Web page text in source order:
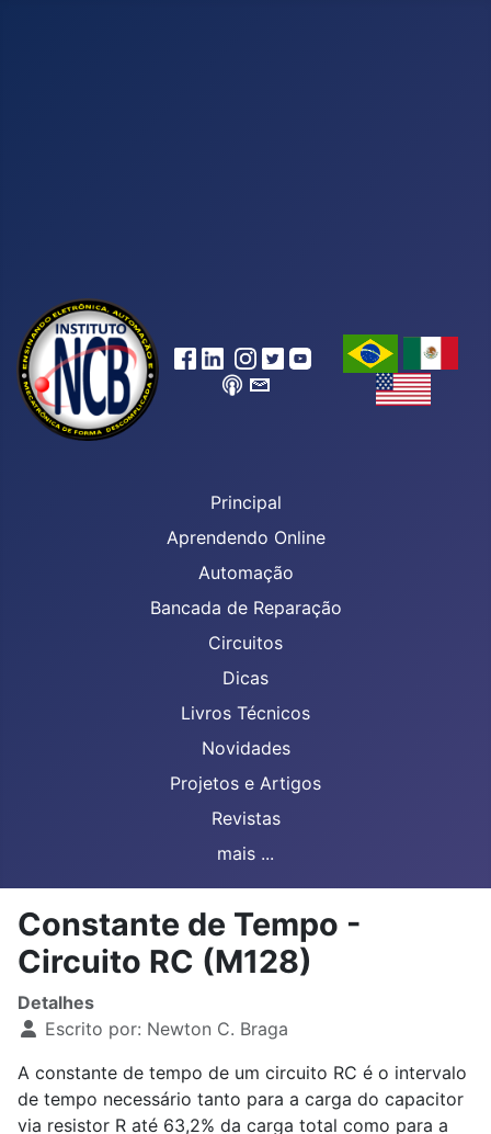
Principal
Aprendendo Online
Automação
Bancada de Reparação
Circuitos
Dicas
Livros Técnicos
Novidades
Projetos e Artigos
Revistas
mais ...
Constante de Tempo -
Circuito RC (M128)
Detalhes
Escrito por: Newton C. Braga
A constante de tempo de um circuito RC é o intervalo
de tempo necessário tanto para a carga do capacitor
via resistor R até 63,2% da carga total como para a